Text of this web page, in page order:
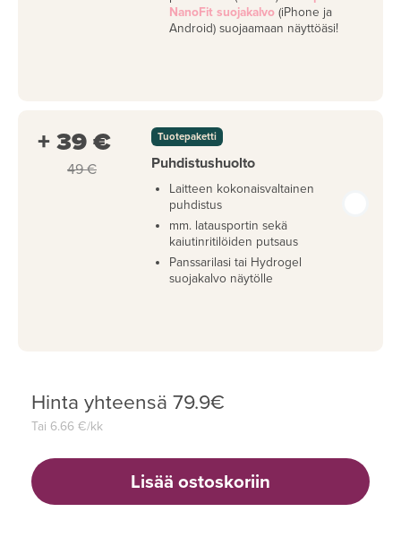
NanoFit suojakalvo (iPhone ja
Android) suojaamaan näyttöäsi!
+ 39 €
49 €
Tuotepaketti
Puhdistushuolto
Laitteen kokonaisvaltainen
puhdistus
mm. latausportin sekä
kaiutinritilöiden putsaus
Panssarilasi tai Hydrogel
suojakalvo näytölle
Hinta yhteensä 79.9€
Tai 6.66 €/kk
Lisää ostoskoriin